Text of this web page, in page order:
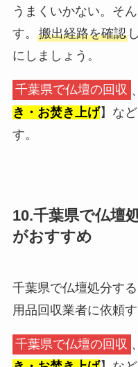
うまくいかない。そ
す。 搬出経路を確認
にしましょう。
千葉県で仏壇の回収
き・お焚き上げ】な
す。
10.千葉県で仏壇
がおすすめ
千葉県で仏壇処分す
用品回収業者に依頼す
千葉県で仏壇の回収